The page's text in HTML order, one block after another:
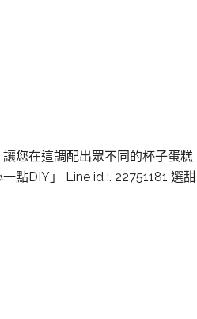
您在這調配出眾不同的杯子蛋糕
點DIY」 Line id :. 22751181 選甜